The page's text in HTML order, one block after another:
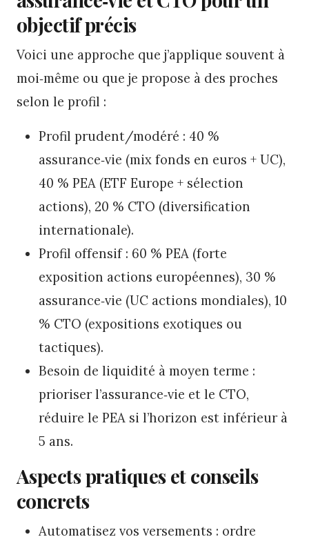
objectif précis
Voici une approche que j’applique souvent à
moi‑même ou que je propose à des proches
selon le profil :
Profil prudent/modéré : 40 %
assurance‑vie (mix fonds en euros + UC),
40 % PEA (ETF Europe + sélection
actions), 20 % CTO (diversification
internationale).
Profil offensif : 60 % PEA (forte
exposition actions européennes), 30 %
assurance‑vie (UC actions mondiales), 10
% CTO (expositions exotiques ou
tactiques).
Besoin de liquidité à moyen terme :
prioriser l’assurance‑vie et le CTO,
réduire le PEA si l’horizon est inférieur à
5 ans.
Aspects pratiques et conseils
concrets
Automatisez vos versements : ordre